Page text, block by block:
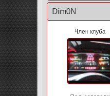
Dim0N
Член клуба